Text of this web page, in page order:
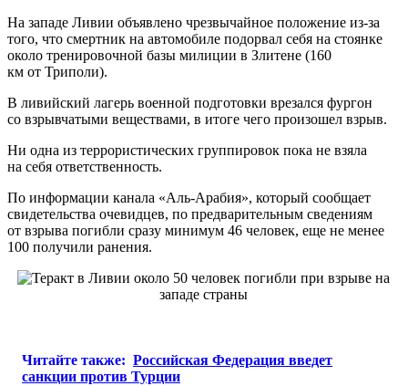
На западе Ливии объявлено чрезвычайное положение из-за
того, что смертник на автомобиле подорвал себя на стоянке
около тренировочной базы милиции в Злитене (160
км от Триполи).
В ливийский лагерь военной подготовки врезался фургон
со взрывчатыми веществами, в итоге чего произошел взрыв.
Ни одна из террористических группировок пока не взяла
на себя ответственность.
По информации канала «Аль-Арабия», который сообщает
свидетельства очевидцев, по предварительным сведениям
от взрыва погибли сразу минимум 46 человек, еще не менее
100 получили ранения.
Читайте также: Российская Федерация введет
санкции против Турции